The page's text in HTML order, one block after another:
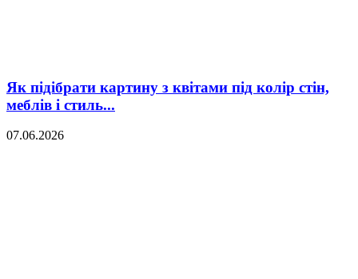
Як підібрати картину з квітами під колір стін,
меблів і стиль...
07.06.2026